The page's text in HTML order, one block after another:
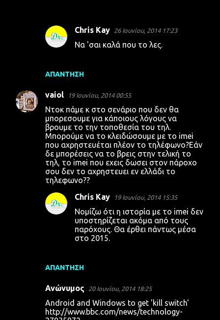
ΑΠΆΝΤΗΣΗ
Chris Kay 26 Ιουνίου, 2014 17:23
Να 'σαι καλά που το λες.
vaiol 19 Ιουνίου, 2014 00:55
Ντοκ πάμε κ στο σενάριο που δεν θα
μπορεσουμε για κάποιους λόγους να
βρουμε το την τοποθεσία του τηλ.
Μπορούμε να το κλειδώσουμε με το imei
που αχρηστευέται πλέον το τηλέφωνο?Εάν
δε μπορέσεις να το βρεις στην τελική το
τηλ, το imei που εχεις δωσει στον πάροχο
σου δεν το αχρηστευει εν ελλάδι το
τηλεφωνο??
ΑΠΆΝΤΗΣΗ
Chris Kay 19 Ιουνίου, 2014 15:35
Νομίζω ότι η ιστορία με το imei δεν
υποστηρίζεται ακόμα από τους
παρόχους. Θα έρθει πάντως μέσα
στο 2015.
Ανώνυμος 20 Ιουνίου, 2014 18:25
Android and Windows to get 'kill switch'
http://www.bbc.com/news/technology-